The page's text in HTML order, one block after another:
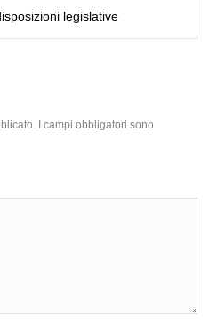
legislative
I campi obbligatori sono